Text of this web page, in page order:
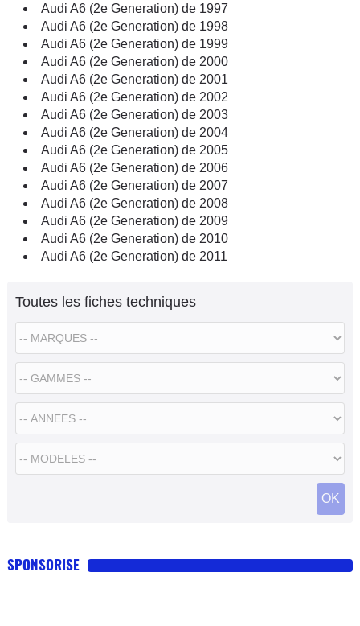
Audi A6 (2e Generation) de 1997
Audi A6 (2e Generation) de 1998
Audi A6 (2e Generation) de 1999
Audi A6 (2e Generation) de 2000
Audi A6 (2e Generation) de 2001
Audi A6 (2e Generation) de 2002
Audi A6 (2e Generation) de 2003
Audi A6 (2e Generation) de 2004
Audi A6 (2e Generation) de 2005
Audi A6 (2e Generation) de 2006
Audi A6 (2e Generation) de 2007
Audi A6 (2e Generation) de 2008
Audi A6 (2e Generation) de 2009
Audi A6 (2e Generation) de 2010
Audi A6 (2e Generation) de 2011
Toutes les fiches techniques
SPONSORISE